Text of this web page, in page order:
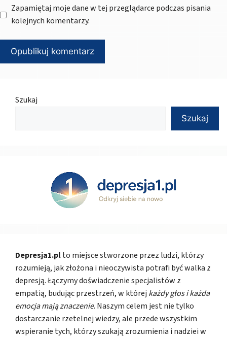
Zapamiętaj moje dane w tej przeglądarce podczas pisania
kolejnych komentarzy.
Szukaj
Szukaj
Depresja1.plto miejsce stworzone przez ludzi, którzy
rozumieją, jak złożona i nieoczywista potrafi być walka z
depresją. Łączymy doświadczenie specjalistów z
empatią, budując przestrzeń, w której każdy głos i każda
emocja mają znaczenie. Naszym celem jest nie tylko
dostarczanie rzetelnej wiedzy, ale przede wszystkim
wspieranie tych, którzy szukają zrozumienia i nadziei w